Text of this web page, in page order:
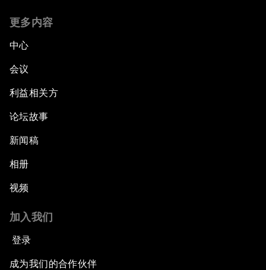
更多内容
中心
会议
利益相关方
论坛故事
新闻稿
相册
视频
加入我们
登录
成为我们的合作伙伴